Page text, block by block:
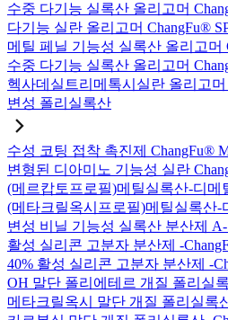
수중 다기능 실록산 올리고머
다기능 실란 올리고머 ChangFu®
메틸 페닐 기능성 실록산 올리고머
수중 다기능 실록산 올리고머
헥사데실트리메톡시실란 올리고머
변성 폴리실록산
수성 코팅 접착 촉진제 ChangFu®
변형된 디아미노 기능성 실란
(메르캅토프로필)메틸실록산-디메
(메타크릴옥시프로필)메틸실록산-
변성 비닐 기능성 실록산 분산제
활성 실리콘 고분자 분산제 -
40% 활성 실리콘 고분자 분산제 -
OH 말단 폴리에테르 개질 폴리실
메타크릴옥시 말단 개질 폴리실록